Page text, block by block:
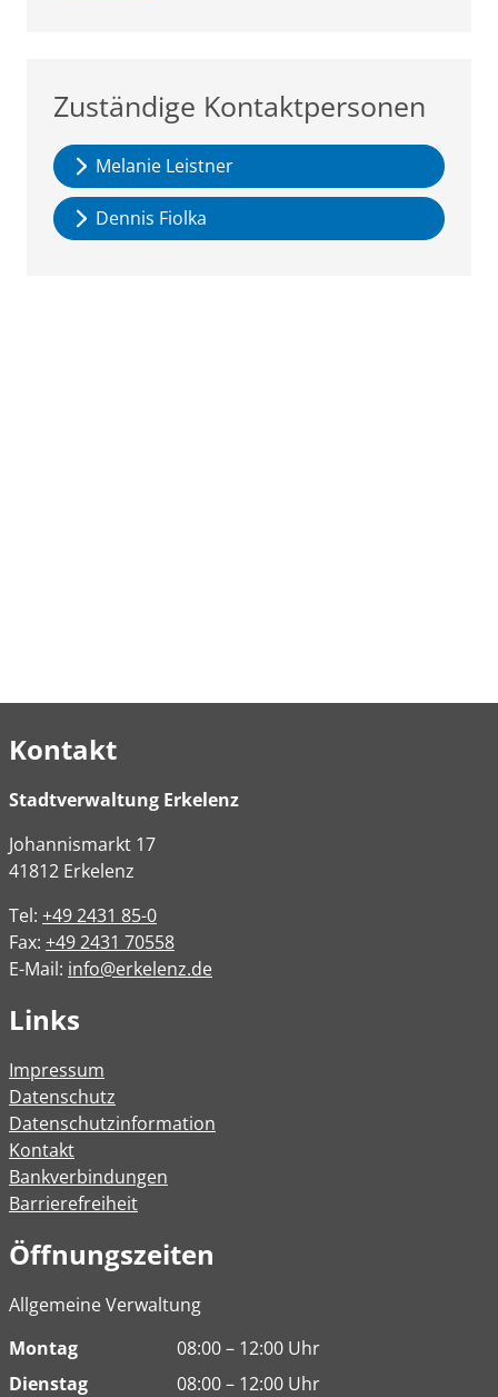
Zuständige Kontaktpersonen
Melanie Leistner
Dennis Fiolka
Kontakt
Stadtverwaltung Erkelenz
Johannismarkt 17
41812 Erkelenz
Tel: +49 2431 85-0
Fax: +49 2431 70558
E-Mail: info@erkelenz.de
Links
Impressum
Datenschutz
Datenschutzinformation
Kontakt
Bankverbindungen
Barrierefreiheit
Öffnungszeiten
Allgemeine Verwaltung
Montag
08:00 – 12:00 Uhr
Dienstag
08:00 – 12:00 Uhr